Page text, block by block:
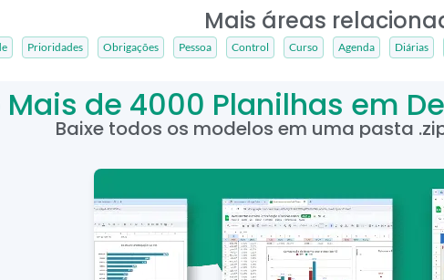
Mais áreas
Prioridades Obrigações Pessoa Control Curso Agenda Diárias
Mais de 4000 Planilhas em
Baixe todos os modelos em uma pasta